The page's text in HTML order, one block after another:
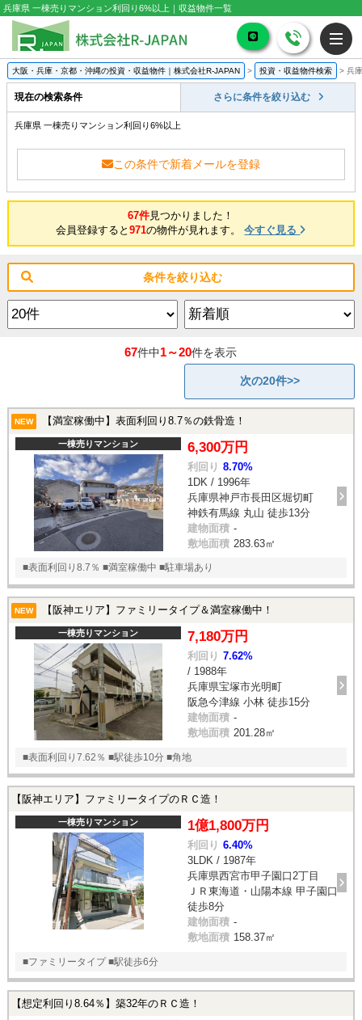
兵庫県 一棟売りマンション利回り6%以上｜収益物件一覧
大阪・兵庫・京都・沖縄の投資・収益物件｜株式会社R-JAPAN > 投資・収益物件検索 > 兵
現在の検索条件 さらに条件を絞り込む
兵庫県 一棟売りマンション利回り6%以上
この条件で新着メールを登録
67件見つかりました！
会員登録すると971の物件が見れます。今すぐ見る
条件を絞り込む
67件中1～20件を表示
次の20件>>
NEW 【満室稼働中】表面利回り8.7％の鉄骨造！
一棟売りマンション 6,300万円
利回り 8.70%
1DK / 1996年
兵庫県神戸市長田区堀切町
神鉄有馬線 丸山 徒歩13分
建物面積 -
敷地面積 283.63㎡
■表面利回り8.7％ ■満室稼働中 ■駐車場あり
NEW 【阪神エリア】ファミリータイプ＆満室稼働中！
一棟売りマンション 7,180万円
利回り 7.62%
/ 1988年
兵庫県宝塚市光明町
阪急今津線 小林 徒歩15分
建物面積 -
敷地面積 201.28㎡
■表面利回り7.62％ ■駅徒歩10分 ■角地
【阪神エリア】ファミリータイプのＲＣ造！
一棟売りマンション 1億1,800万円
利回り 6.40%
3LDK / 1987年
兵庫県西宮市甲子園口2丁目
ＪＲ東海道・山陽本線 甲子園口
徒歩8分
建物面積 -
敷地面積 158.37㎡
■ファミリータイプ ■駅徒歩6分
【想定利回り8.64％】築32年のＲＣ造！